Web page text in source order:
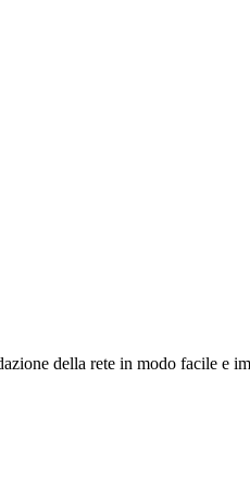
della rete in modo facile e